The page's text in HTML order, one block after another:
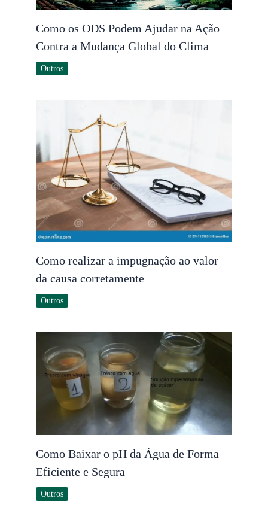
Como os ODS Podem Ajudar na Ação
Contra a Mudança Global do Clima
Outros
Como realizar a impugnação ao valor
da causa corretamente
Outros
Como Baixar o pH da Água de Forma
Eficiente e Segura
Outros